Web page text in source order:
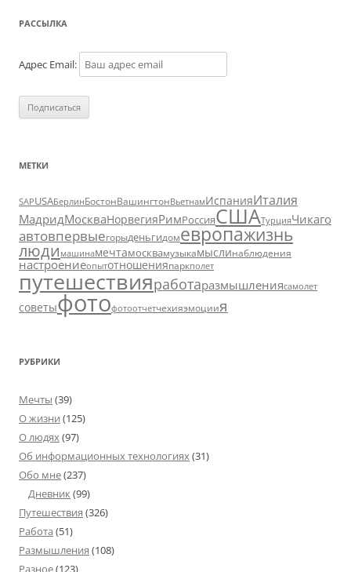
РАССЫЛКА
Адрес Email:
МЕТКИ
SAPUSAБерлинБостонВашингтонВьетнамИспанияИталия
МадридМоскваНорвегияРимРоссияСШАТурцияЧикаго
автовпервыегорыденьгидомевропажизнь
люди машинамечтамосквамузыкамыслинаблюдения
настроениеопытотношенияпаркполет
путешествияработаразмышлениясамолет
советыфотофотоотчетчехияэмоциия
РУБРИКИ
Мечты (39)
О жизни (125)
О людях(97)
Об информационных технологиях(31)
Обо мне(237)
Дневник(99)
Путешествия (326)
Работа (51)
Размышления (108)
Разное(123)